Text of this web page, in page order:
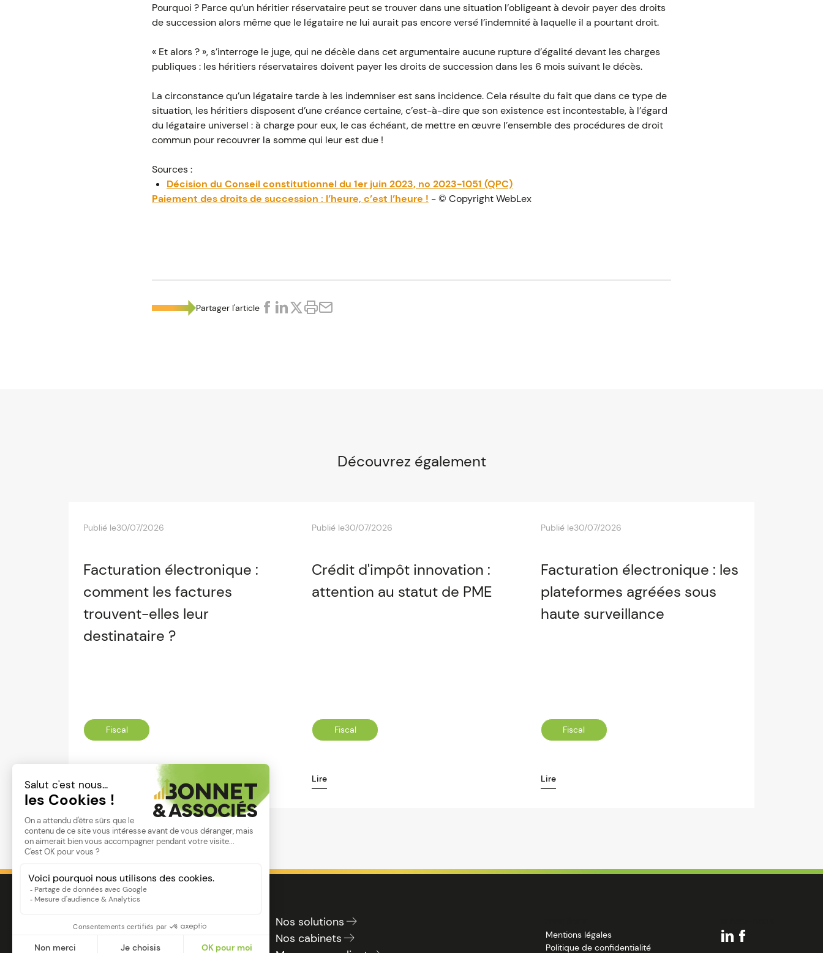
Pourquoi ? Parce qu’un héritier réservataire peut se trouver dans une situation l’obligeant à devoir payer des droits
de succession alors même que le légataire ne lui aurait pas encore versé l’indemnité à laquelle il a pourtant droit.
« Et alors ? », s’interroge le juge, qui ne décèle dans cet argumentaire aucune rupture d’égalité devant les charges
publiques : les héritiers réservataires doivent payer les droits de succession dans les 6 mois suivant le décès.
La circonstance qu’un légataire tarde à les indemniser est sans incidence. Cela résulte du fait que dans ce type de
situation, les héritiers disposent d’une créance certaine, c’est-à-dire que son existence est incontestable, à l’égard
du légataire universel : à charge pour eux, le cas échéant, de mettre en œuvre l’ensemble des procédures de droit
commun pour recouvrer la somme qui leur est due !
Sources :
Décision du Conseil constitutionnel du 1er juin 2023, no 2023-1051 (QPC)
Paiement des droits de succession : l’heure, c’est l’heure ! - © Copyright WebLex
Partager l'article
Découvrez également
Publié le30/07/2026
Facturation électronique :
comment les factures
trouvent-elles leur
destinataire ?
Fiscal
Publié le30/07/2026
Crédit d'impôt innovation :
attention au statut de PME
Fiscal
Lire
Publié le30/07/2026
Facturation électronique : les
plateformes agréées sous
haute surveillance
Fiscal
Lire
Ensemble pour votre réussite
Nos solutions
Nos cabinets
Mentions légales
Politique de confidentialité